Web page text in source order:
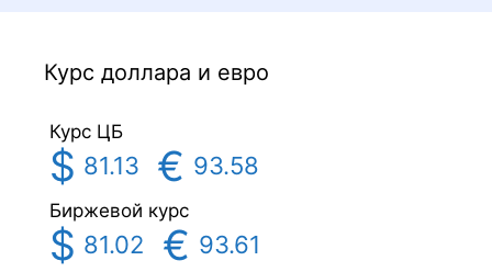
Курс доллара и евро
Курс ЦБ
$ 81.13 € 93.58
Биржевой курс
$ 81.02 € 93.61